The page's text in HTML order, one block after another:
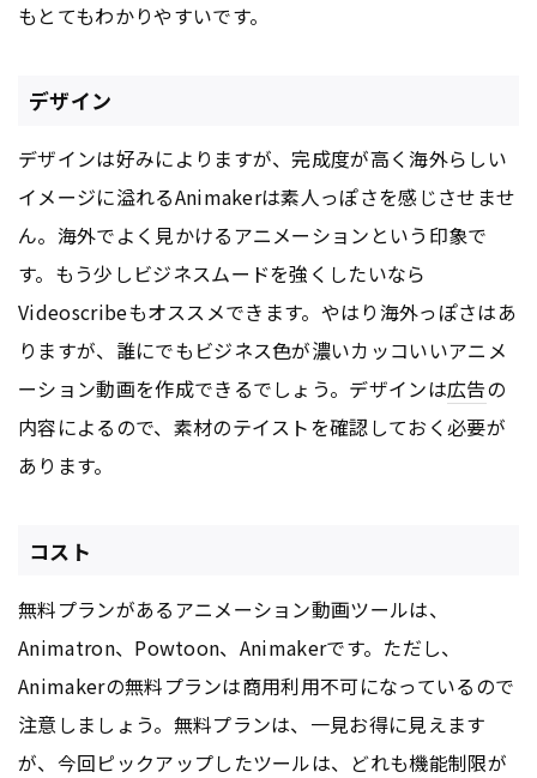
もとてもわかりやすいです。
デザイン
デザインは好みによりますが、完成度が高く海外らしい
イメージに溢れるAnimakerは素人っぽさを感じさせませ
ん。海外でよく見かけるアニメーションという印象で
す。もう少しビジネスムードを強くしたいなら
Videoscribeもオススメできます。やはり海外っぽさはあ
りますが、誰にでもビジネス色が濃いカッコいいアニメ
ーション動画を作成できるでしょう。デザインは広告の
内容によるので、素材のテイストを確認しておく必要が
あります。
コスト
無料プランがあるアニメーション動画ツールは、
Animatron、Powtoon、Animakerです。ただし、
Animakerの無料プランは商用利用不可になっているので
注意しましょう。無料プランは、一見お得に見えます
が、今回ピックアップしたツールは、どれも機能制限が